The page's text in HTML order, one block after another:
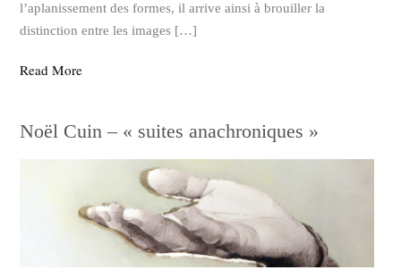
l’aplanissement des formes, il arrive ainsi à brouiller la
distinction entre les images […]
Read More
Noël Cuin – « suites anachroniques »